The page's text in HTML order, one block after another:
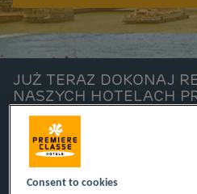
JUŻ TERAZ DOKONAJ
NASZYCH HOTELACH
Consent to cookies